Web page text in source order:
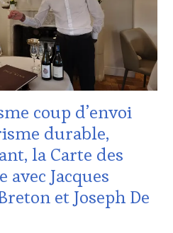
coup d’envoi
durable,
la Carte des
avec Jacques
et Joseph De